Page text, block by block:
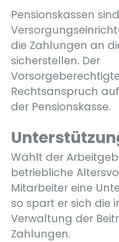
Pensionskassen
die Zahlungen an
sicherstellen. Der
Rechtsanspruch
der Pensionskasse.
Wählt der
betriebliche
Mitarbeiter eine
so spart er sich die
Verwaltung der
Zahlungen.